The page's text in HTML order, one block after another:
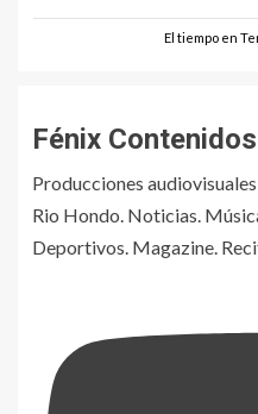
El tiempo en
Fénix Contenidos
Producciones
Rio Hondo. Noticias.
Deportivos. Magazine.